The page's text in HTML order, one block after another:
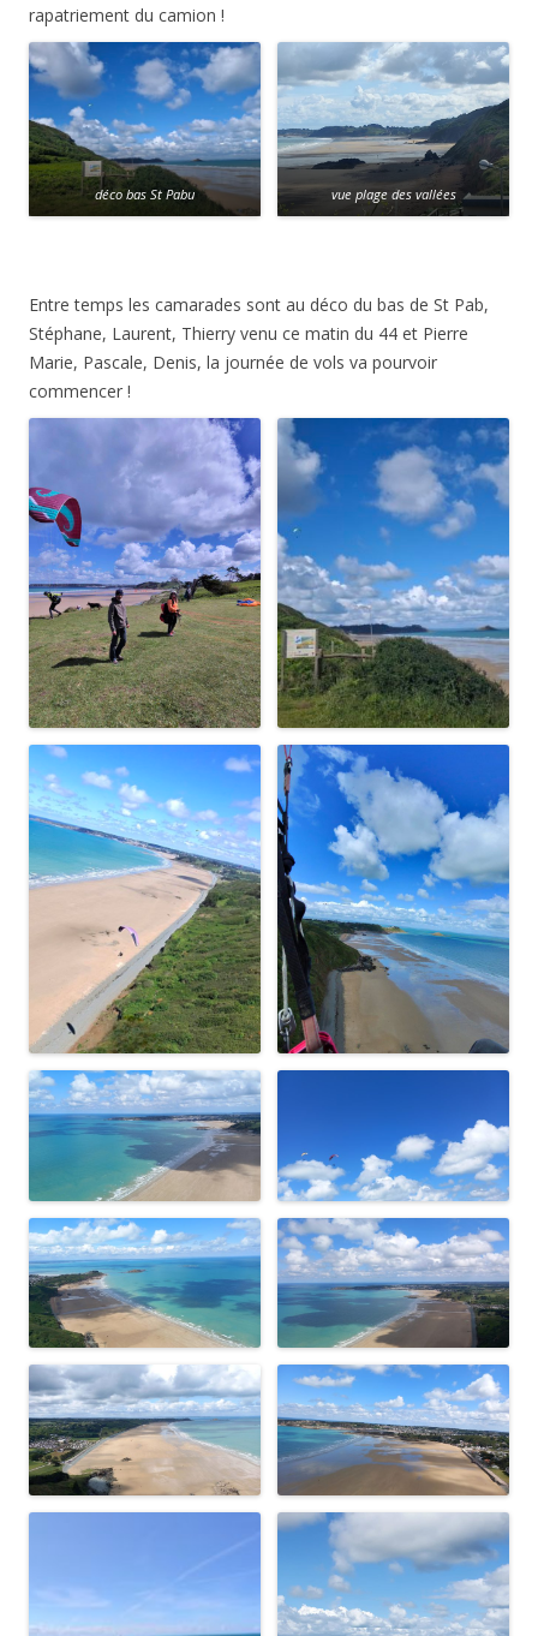
rapatriement du camion !
déco bas St Pabu vue plage des vallées
Entre temps les camarades sont au déco du bas de St Pab,
Stéphane, Laurent, Thierry venu ce matin du 44 et Pierre
Marie, Pascale, Denis, la journée de vols va pourvoir
commencer !